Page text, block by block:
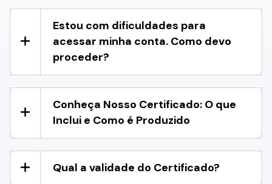
Estou com dificuldades para
acessar minha conta. Como devo
proceder?
Conheça Nosso Certificado: O que
Inclui e Como é Produzido
Qual a validade do Certificado?